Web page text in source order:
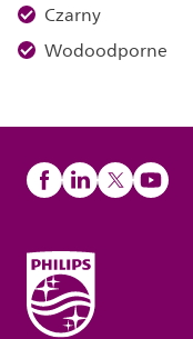
Czarny
Wodoodporne